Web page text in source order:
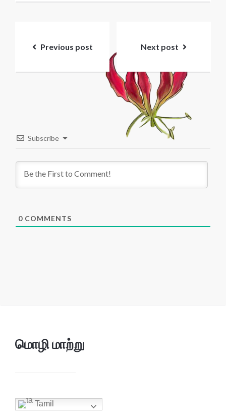
navigation
Previous post Next post
Subscribe
0 COMMENTS
மொழி மாற்று
Tamil